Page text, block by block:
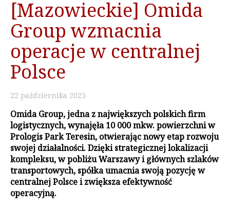
[Mazowieckie] Omida
Group wzmacnia
operacje w centralnej
Polsce
22 października 2025
Omida Group, jedna z największych polskich firm
logistycznych, wynajęła 10 000 mkw. powierzchni w
Prologis Park Teresin, otwierając nowy etap rozwoju
swojej działalności. Dzięki strategicznej lokalizacji
kompleksu, w pobliżu Warszawy i głównych szlaków
transportowych, spółka umacnia swoją pozycję w
centralnej Polsce i zwiększa efektywność
operacyjną.